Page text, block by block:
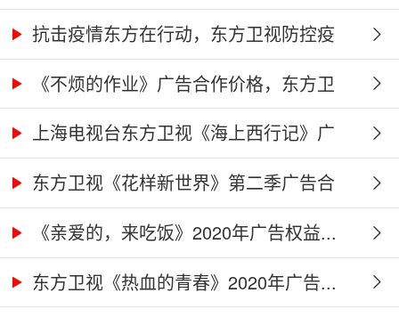
抗击疫情东方在行动，东方卫视防控疫
情...《不烦的作业》广告合作价格，东方卫
视...上海电视台东方卫视《海上西行记》广
告...东方卫视《花样新世界》第二季广告合
作...《亲爱的，来吃饭》2020年广告权益...
东方卫视《热血的青春》2020年广告...